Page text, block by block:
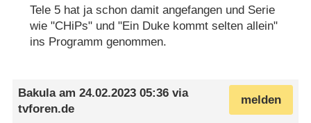
Tele 5 hat ja schon damit angefangen und Serie
wie "CHiPs" und "Ein Duke kommt selten allein"
ins Programm genommen.
melden
Bakulaam24.02.2023 05:36 via
tvforen.de